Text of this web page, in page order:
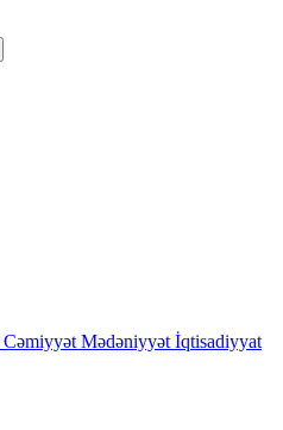
Cəmiyyət Mədəniyyət İqtisadiyyat